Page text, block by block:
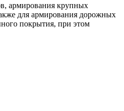
армирования крупных
для армирования дорожных
покрытия, при этом